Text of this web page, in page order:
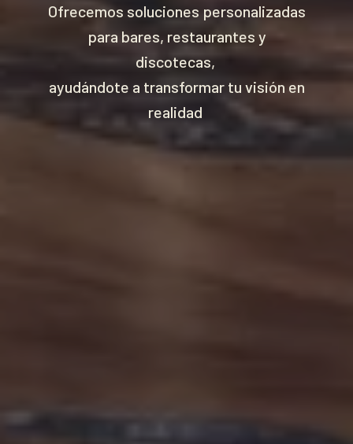
Ofrecemos soluciones personalizadas
para bares, restaurantes y
discotecas,
ayudándote a transformar tu visión en
realidad